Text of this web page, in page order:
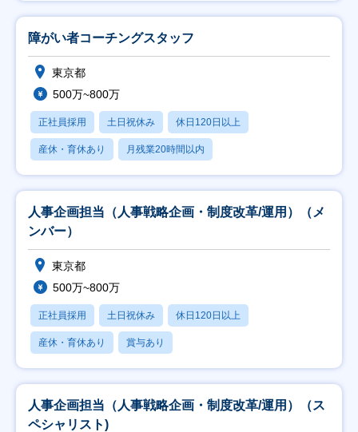
障がい者コーチングスタッフ
東京都
500万~800万
正社員採用 土日祝休み 休日120日以上
産休・育休あり 月残業20時間以内
人事企画担当（人事戦略企画・制度改革/運用）（メ
ンバー）
東京都
500万~800万
正社員採用 土日祝休み 休日120日以上
産休・育休あり 賞与あり
人事企画担当（人事戦略企画・制度改革/運用）（ス
ペシャリスト)